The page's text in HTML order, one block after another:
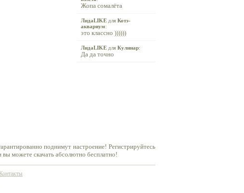
Жопа сомалёта
ЛидаLIKE для Котэ-
аквариум:
это классно ))))))
ЛидаLIKE для Кулинар:
Да да точно
поднимут настроение! Регистрируйтесь
вы можете скачать абсолютно бесплатно!
Контакты